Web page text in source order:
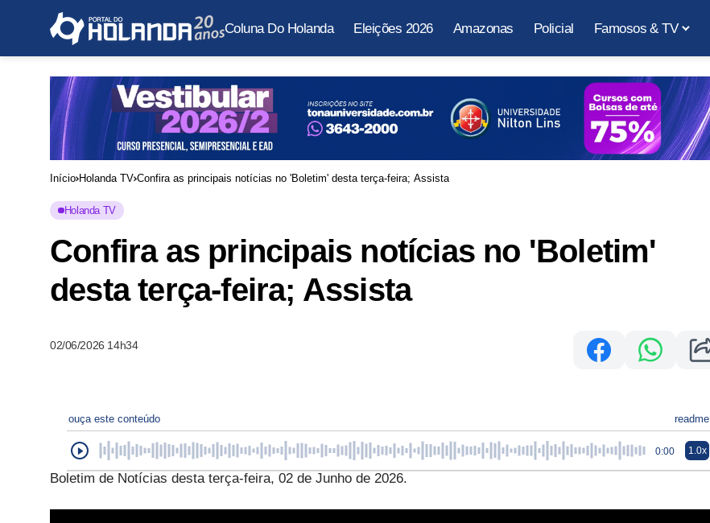
Coluna Do Holanda Eleições 2026 Amazonas Policial Famosos & TV
Início Holanda TV Confira as principais notícias no 'Boletim' desta terça-feira; Assista
Holanda TV
Confira as principais notícias no 'Boletim'
desta terça-feira; Assista
02/06/2026 14h34
ouça este conteúdo readme
0:00 1.0x
Boletim de Notícias desta terça-feira, 02 de Junho de 2026.